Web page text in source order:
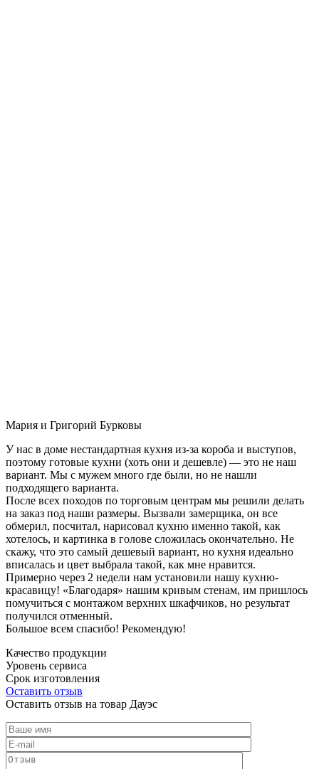
Мария и Григорий Бурковы
У нас в доме нестандартная кухня из-за короба и выступов,
поэтому готовые кухни (хоть они и дешевле) — это не наш
вариант. Мы с мужем много где были, но не нашли
подходящего варианта.
После всех походов по торговым центрам мы решили делать
на заказ под наши размеры. Вызвали замерщика, он все
обмерил, посчитал, нарисовал кухню именно такой, как
хотелось, и картинка в голове сложилась окончательно. Не
скажу, что это самый дешевый вариант, но кухня идеально
вписалась и цвет выбрала такой, как мне нравится.
Примерно через 2 недели нам установили нашу кухню-
красавицу! «Благодаря» нашим кривым стенам, им пришлось
помучиться с монтажом верхних шкафчиков, но результат
получился отменный.
Большое всем спасибо! Рекомендую!
Качество продукции
Уровень сервиса
Срок изготовления
Оставить отзыв
Оставить отзыв на товар Дауэс